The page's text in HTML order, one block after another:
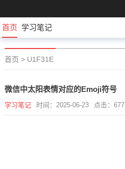
首页 学习笔记
首页 > U1F31E
微信中太阳表情对应的Emoji符号
学习笔记 时间：2025-06-23 点击：677